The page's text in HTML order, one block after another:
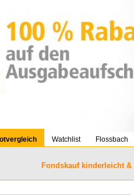
Watchlist Flossbach
Fondskauf kinderleicht